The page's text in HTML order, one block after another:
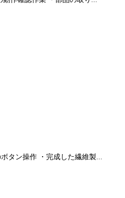
タン操作 ・完成した繊維製...